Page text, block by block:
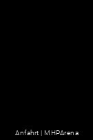
Anfahrt | MHPArena